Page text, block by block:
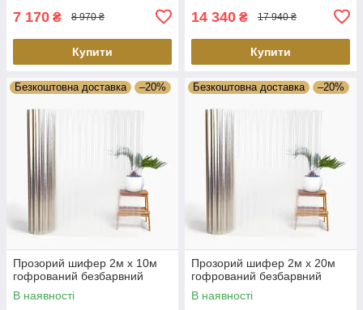
7 170 ₴ 8 970 ₴
Купити
14 340 ₴ 17 940 ₴
Купити
Безкоштовна доставка –20%
Прозорий шифер 2м х 10м
гофрований безбарвний
В наявності
Безкоштовна доставка –20%
Прозорий шифер 2м х 20м
гофрований безбарвний
В наявності